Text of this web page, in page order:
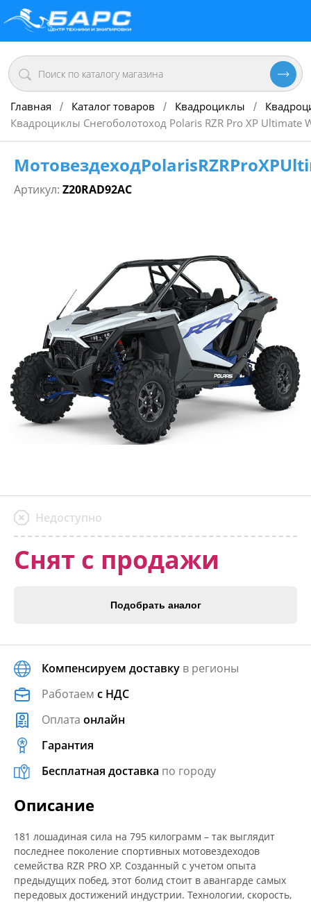
Главная / Каталог товаров / Квадроциклы /
Квадроциклы Снегоболотоход Polaris RZR Pro XP Ultimate
Артикул: Z20RAD92AC
Недоступно
Снят с продажи
Подобрать аналог
Компенсируем доставку в регионы
Работаем с НДС
Оплата онлайн
Гарантия
Бесплатная доставка по городу
Описание
181 лошадиная сила на 795 килограмм – так выглядит
последнее поколение спортивных мотовездеходов
семейства RZR PRO XP. Созданный с учетом опыта
предыдущих побед, этот болид стоит в авангарде самых
передовых достижений индустрии. Технологии, скорость,